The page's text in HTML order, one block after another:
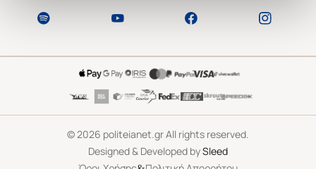
©2026 politeianet.gr All rights reserved.
Designed & Developed bySleed